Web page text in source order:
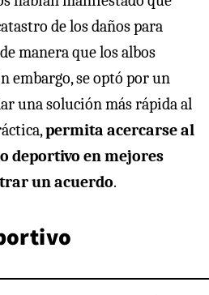
de los daños para
manera que los albos
embargo, se optó por un
una solución más rápida al
permita acercarse al
deportivo en mejores
un acuerdo.